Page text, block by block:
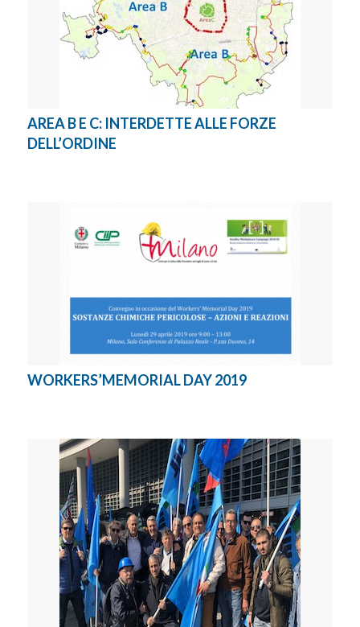
AREA B E C: INTERDETTE ALLE FORZE
DELL’ORDINE
WORKERS’MEMORIAL DAY 2019